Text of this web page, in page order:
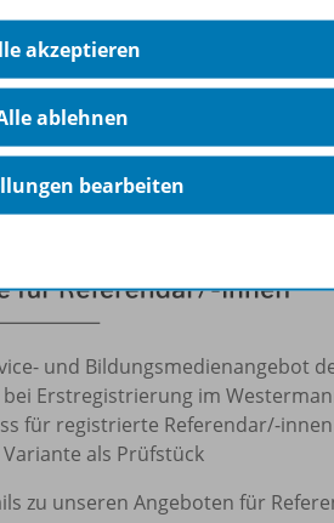
Zusatzmaterialienin Ruhe
Materialien
sowie Kinder- und Jugendbücher
, TimeTEXund
und Fortbildungen– live für
und Bildungsmedienangebot
Erstregistrierung im
für registrierte Referendar/-
als Prüfstück
zu unseren Angeboten für
akzeptieren
ablehnen
bearbeiten